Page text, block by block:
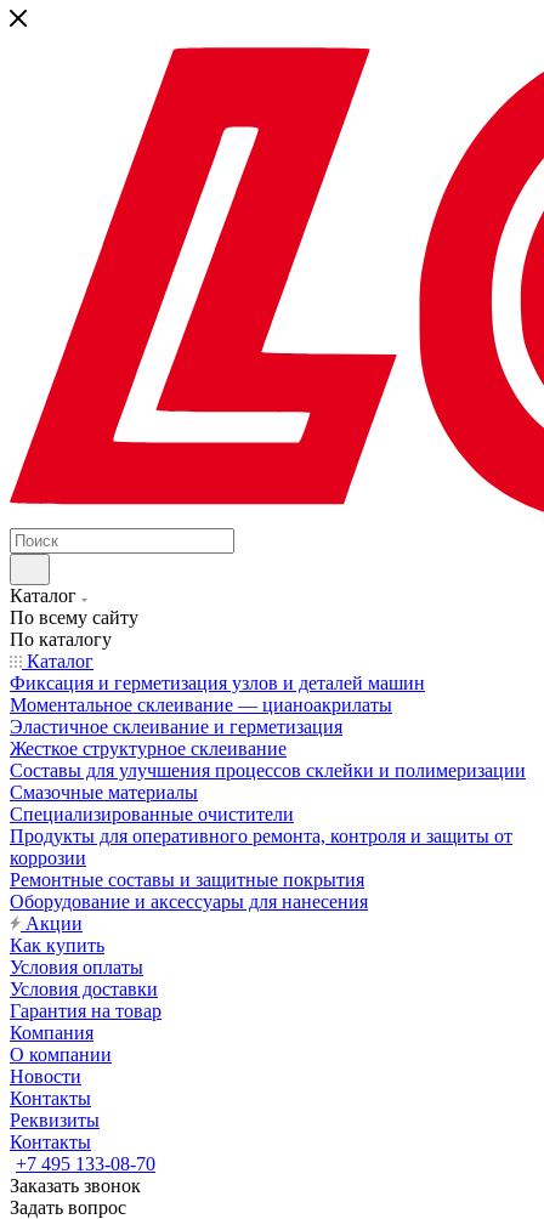
Каталог
По всему сайту
По каталогу
Каталог
Фиксация и герметизация узлов и деталей машин
Моментальное склеивание — цианоакрилаты
Эластичное склеивание и герметизация
Жесткое структурное склеивание
Составы для улучшения процессов склейки и полимеризации
Смазочные материалы
Специализированные очистители
Продукты для оперативного ремонта, контроля и защиты от
коррозии
Ремонтные составы и защитные покрытия
Оборудование и аксессуары для нанесения
Акции
Как купить
Условия оплаты
Условия доставки
Гарантия на товар
Компания
О компании
Новости
Контакты
Реквизиты
Контакты
+7 495 133-08-70
Заказать звонок
Задать вопрос